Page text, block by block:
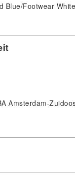
Blue/Footwear White
Amsterdam-